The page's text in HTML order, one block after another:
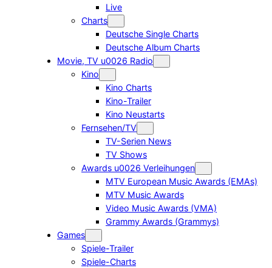
Live
Charts
Deutsche Single Charts
Deutsche Album Charts
Movie, TV u0026 Radio
Kino
Kino Charts
Kino-Trailer
Kino Neustarts
Fernsehen/TV
TV-Serien News
TV Shows
Awards u0026 Verleihungen
MTV European Music Awards (EMAs)
MTV Music Awards
Video Music Awards (VMA)
Grammy Awards (Grammys)
Games
Spiele-Trailer
Spiele-Charts